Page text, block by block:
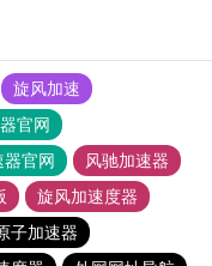
旋风加速
官网
器官网
风驰加速器
旋风加速度器
子加速器